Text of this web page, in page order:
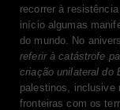
recorrer à
início algumas
do mundo. No
referir à catástrofe
criação unilateral do
palestinos, inclusive
fronteiras com os